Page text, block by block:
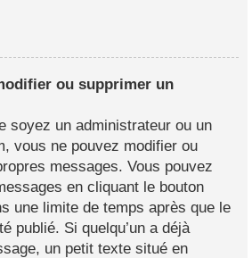
ou supprimer un
soyez un administrateur ou un
vous ne pouvez modifier ou
messages. Vous pouvez
en cliquant le bouton
une limite de temps après que le
publié. Si quelqu’un a déjà
un petit texte situé en